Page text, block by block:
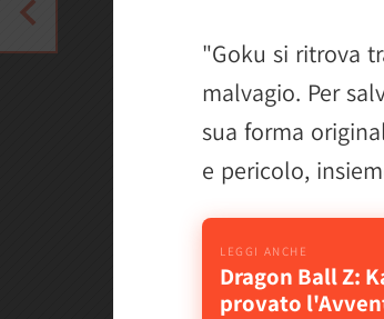
"Goku si ritrova
malvagio. Per
sua forma
e pericolo,
Dragon Ball Z:
provato